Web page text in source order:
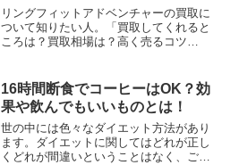
リングフィットアドベンチャーの買取に
ついて知りたい人。「買取してくれると
ころは？買取相場は？高く売るコツ
を買取してくれるお店・リングフィット
アドベンチャーの買取相場・リ...
16時間断食でコーヒーはOK？効
果や飲んでもいいものとは！
世の中には色々なダイエット方法があり
ます。ダイエットに関してはどれが正し
くどれが間違いということはなく、ご自